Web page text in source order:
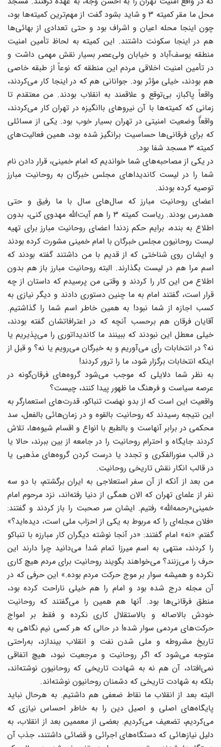
محل ما مقر کمیته 3 و شاید بشود گفت از مهم‌ترین کمیته‌ها بود،
چون اینجا محله اعیان و اشراف بود و حتی تعدادی از بهائی‌ها
هم در اینجا سکونت داشتند. این کمیته به لحاظ تأمین امنیت
منطقه یوسف‌آباد و خیابان ولی‌عصر بسیار نقش مهمی داشت و
در تأمین امنیت اخلاقی مردم این منطقه که نوعاً از طبقه خاصی
هم بودند، خیلی مؤثر بود. جوانانی هم که در اینجا کار می‌کردند،
واقعاً پاکباز، بی‌توقع و علاقمند به انقلاب بودند. من معتقدم تا
زمانی که کمیته‌ها با آن نیروهای باانگیزه در تهران کار می‌کردند،
واقعآً وضعیت امنیتی در تهران بسیار خوب بود. یکی از مسائلی
که برای فرقانی‌ها حساسیت ‌برانگیز شده بود، همین فعالیت‌های
کمیته 3 مسجد شفا بود.
در یکی از مصاحبه‌های شما خواندیم که امام خمینی، قرار دادن نام
شما را در لیست کاندیداهای مجلس خبرگان به روحانیت مبارز
توصیه کرده بودند.
اعضای روحانیت مبارز که سال‌های سال با ما رفیق و حتی
همدرس بودند. ریاست کمیته 3 را هم آیت‌الله مهدوی کنی، بدون
اطلاع به بنده، برایم حکم زدند! اعضای روحانیت مبارز برای تهیه
لیست روحانیون مجلس خبرگان با امام خمینی مشورت کرده بودند
و ایشان روی شناختی که از قدیم با من داشتند گفته بودند که
اسم مرا هم در لیست بگذارند. البته روحانیت مبارز باز هم بدون
اطلاع من این کار را کردند و وقتی من پرسیدم که داستان از چه
قرار است، گفتند امام به ما چنین دستوری دادند و دیگر نیازی به
کسب اجازه از شما نبود! به همین خاطر اسم شما را گذاشتیم.
آقایان فرقان هم برحسب آنچه که در اعترافاتشان گفته بودند،
خیلی معطل این نبودند که ببینند ما کاندیداتوری را می‌پذیریم یا
نه؟ در انتخابات رأی می‌آوریم و به خبرگان می‌رویم یا نه؟ و قبل از
اینکه انتخابات برگزار شود، ما را ترور کردند!
به نظر شما دلایلی که موجب می‌شود گروه‌‌های فرقان‌گونه در
عرصه سیاست و فرهنگ ما ظهور پیدا کنند، چیست؟
واقعیت این است که از بدو نهضت تنباکو، قدرت‌های استعمارگر به
این نتیجه رسیدند که روحانیت بالقوه و در زمان‌هائی بالفعل، سد
محکمی در برابر آنهاست و بالطبع با انواع و اقسام شیوه‌ها،‌ تلاش
کردند جایگاه و احترام روحانیت را در جامعه از بین ببرند، حالا یا
در قالب منورالفکری و تجدد یا درست کردن گروه‌های مذهبی یا
در قالب انکار نقش تاریخی روحانیت.
من بعد از آنکه از آن سفر استعلاجی به ایران برگشتم، با دو سه
نفر از علمای تهران که الان همگی از دنیا رفته‌اند، نزد مرحوم امام
خمینی«رحمه‌الله» رفتیم. ایشان سر صحبت را باز کردند و گفتند:
«فلان مجله‌ای را که مربوط به یکی از احزاب ملی است، دیده‌اید؟»
گفتم: «نه» امام گفتند: «در آنجا نوشته دیگران کار مبارزه با تنباکو
را کردند، منتهی به اسم میرزا تمام شد! می‌دانید چرا دارند این
حرف را می‌زنند؟ می‌خواهند بگویند روحانیت برای مردم هیچ کاری
نکرده و همیشه سوار بر موج حرکت مردم بوده.» این حرفی که در
آن مجله درج شده بود و امام را هم خیلی ناراحت کرده بود،
منطق فرقانی‌ها بود. آنها هم همین را می‌گفتند که روحانیت
خودش بالاصاله و بالاستقلال کاری نکرده و فقط بر امواج
حرکت‌های مردمی سوار شده! در حالی که هر کسی نیم‌ نگاهی به
تاریخ مشروطه و ملی شدن نفت و انقلاب بیندازد، به‌راحتی
متوجه می‌شود که اگر روحانیت و مرجعیت نبود، هیچ اتفاقی
نمی‌‌افتاد، آن هم نه به شهادت تاریخی که روحانیون نوشته‌اند،
بلکه به شهادت تاریخی که دشمنان روحانیون نوشته‌‌اند.
البته بعد از انقلاب ما نقاط ضعفی هم داشتیم. به هرحال نباید
پایگاه‌های اصلی و اصیل دین را به خاطر احساس نیازی که
می‌کردیم، تضعیف می‌کردیم. بعضی از معممین بعد از انقلاب، به
دلیل نیازهائی که دستگاه‌های اجرائی و قضائی داشتند، جذب آن